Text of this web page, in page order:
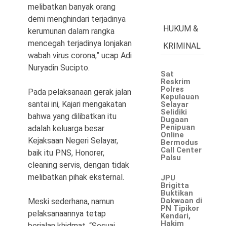
melibatkan banyak orang
demi menghindari terjadinya
kerumunan dalam rangka
mencegah terjadinya lonjakan
wabah virus corona,” ucap Adi
Nuryadin Sucipto.
Pada pelaksanaan gerak jalan
santai ini, Kajari mengakatan
bahwa yang dilibatkan itu
adalah keluarga besar
Kejaksaan Negeri Selayar,
baik itu PNS, Honorer,
cleaning servis, dengan tidak
melibatkan pihak eksternal.
Meski sederhana, namun
pelaksanaannya tetap
HUKUM &
KRIMINAL
Sat
Reskrim
Polres
Kepulauan
Selayar
Selidiki
Dugaan
Penipuan
Online
Bermodus
Call Center
Palsu
JPU
Brigitta
Buktikan
Dakwaan di
PN Tipikor
Kendari,
Hakim